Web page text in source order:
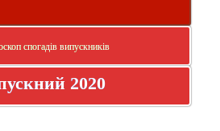
спогадів випускників
2020